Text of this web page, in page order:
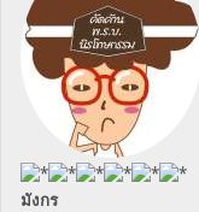
มังกร